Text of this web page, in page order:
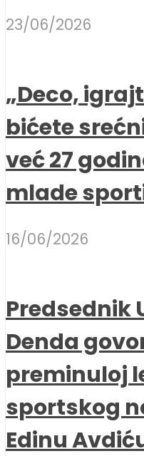
23/06/2026
„Deco,
bićete
već 27
mlade
16/06/2026
Predsednik
Denda
preminuloj
sportskog
Edinu